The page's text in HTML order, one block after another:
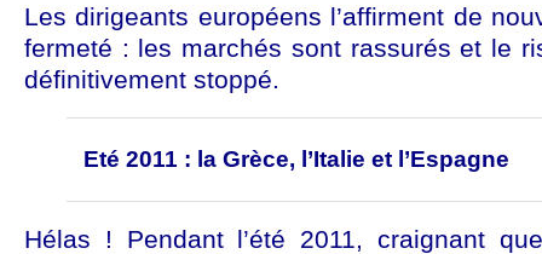
Les dirigeants européens l’affirment de
fermeté : les marchés sont rassurés et le
définitivement stoppé.
Eté 2011 : la Grèce, l’Italie et l’Espagne
Hélas ! Pendant l’été 2011, craignant